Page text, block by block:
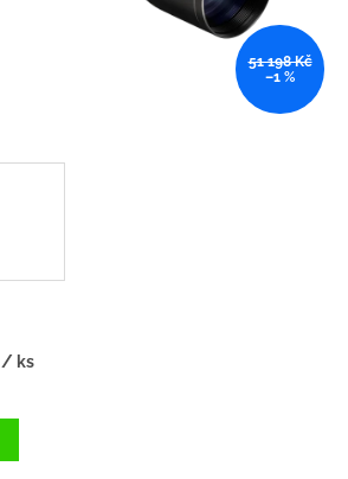
51 198 Kč
–1 %
/ ks